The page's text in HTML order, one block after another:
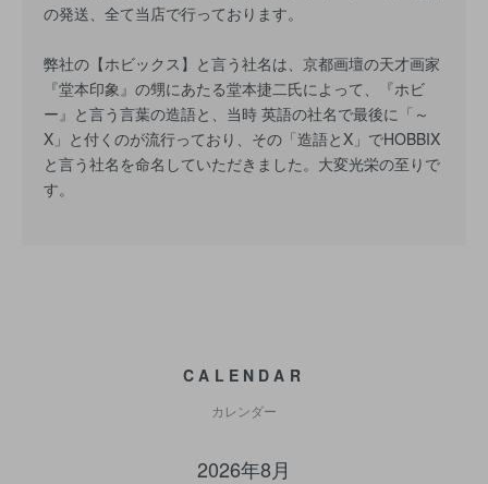
の発送、全て当店で行っております。
弊社の【ホビックス】と言う社名は、京都画壇の天才画家
『堂本印象』の甥にあたる堂本捷二氏によって、『ホビ
ー』と言う言葉の造語と、当時 英語の社名で最後に「～
X」と付くのが流行っており、その「造語とX」でHOBBIX
と言う社名を命名していただきました。大変光栄の至りで
す。
CALENDAR
カレンダー
2026年8月